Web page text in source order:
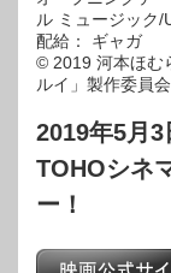
ル ミュージック/
配給： ギャガ
© 2019 河本ほむ
ルイ」製作委員会
2019年5月3
TOHOシネ
ー！